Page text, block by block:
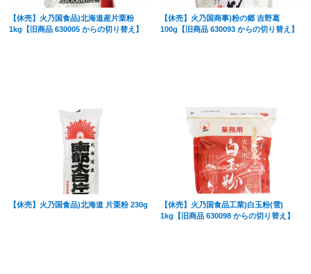
【休売】火乃国食品)北海道産片栗粉
1kg【旧商品 630005 からの切り替え】
【休売】火乃国商事)粉の郷 吉野葛
100g【旧商品 630093 からの切り替え】
【休売】火乃国食品)北海道 片栗粉 230g
【休売】火乃国食品工業)白玉粉(雪)
1kg【旧商品 630098 からの切り替え】